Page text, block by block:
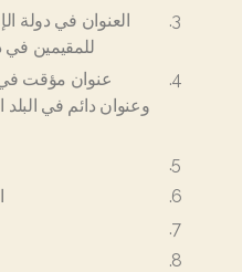
العنوان في دولة
للمقيمين في
عنوان مؤقت في
وعنوان دائم في